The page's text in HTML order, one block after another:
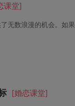
课堂]
[婚恋课堂]